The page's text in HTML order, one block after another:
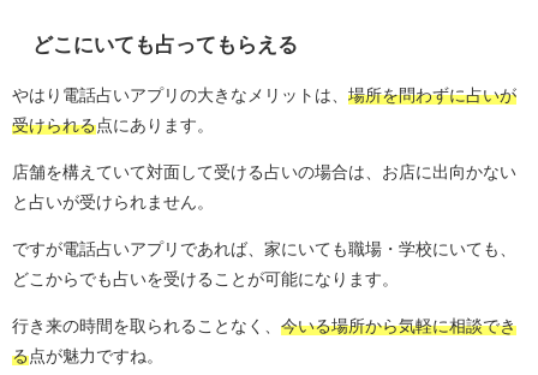
どこにいても占ってもらえる
やはり電話占いアプリの大きなメリットは、 場所を問わずに占いが
受けられる点にあります。
店舗を構えていて対面して受ける占いの場合は、お店に出向かない
と占いが受けられません。
ですが電話占いアプリであれば、家にいても職場・学校にいても、
どこからでも占いを受けることが可能になります。
行き来の時間を取られることなく、 今いる場所から気軽に相談でき
る点が魅力ですね。